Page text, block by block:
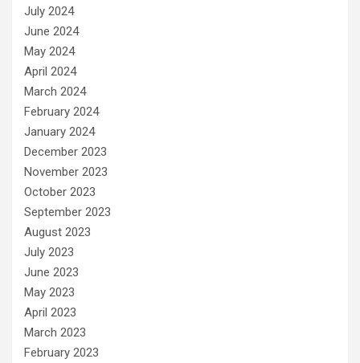
July 2024
June 2024
May 2024
April 2024
March 2024
February 2024
January 2024
December 2023
November 2023
October 2023
September 2023
August 2023
July 2023
June 2023
May 2023
April 2023
March 2023
February 2023